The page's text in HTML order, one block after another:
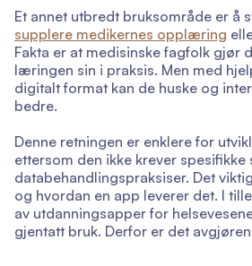
Et annet utbredt bruksområde er å
supplere medikernes opplæring
Fakta er at medisinske fagfolk gjør
læringen sin i praksis. Men med
digitalt format kan de huske og
bedre.
Denne retningen er enklere for
ettersom den ikke krever spesifikke
databehandlingspraksiser. Det
og hvordan en app leverer det. I
av utdanningsapper for
gjentatt bruk. Derfor er det